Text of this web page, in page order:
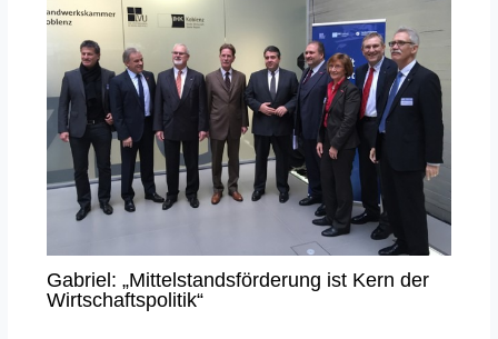
Gabriel: „Mittelstandsförderung ist Kern der
Wirtschaftspolitik“